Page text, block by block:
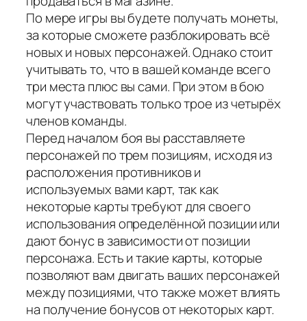
По мере игры вы будете получать монеты,
за которые сможете разблокировать всё
новых и новых персонажей. Однако стоит
учитывать то, что в вашей команде всего
три места плюс вы сами. При этом в бою
могут участвовать только трое из четырёх
членов команды.
Перед началом боя вы расставляете
персонажей по трем позициям, исходя из
расположения противников и
используемых вами карт, так как
некоторые карты требуют для своего
использования определённой позиции или
дают бонус в зависимости от позиции
персонажа. Есть и такие карты, которые
позволяют вам двигать ваших персонажей
между позициями, что также может влиять
на получение бонусов от некоторых карт.